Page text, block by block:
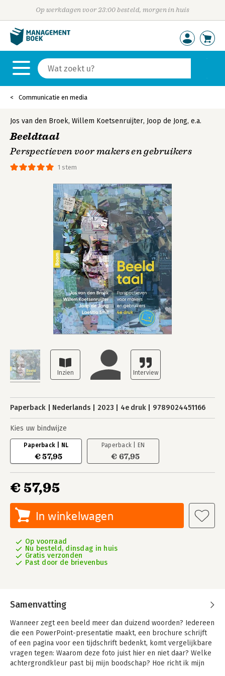
Op werkdagen voor 23:00 besteld, morgen in huis
Communicatie en media
1 stem
Jos van den Broek, Willem Koetsenruijter, Joop de Jong, e.a.
Beeldtaal
Perspectieven voor makers en gebruikers
Paperback Nederlands 2023 4e druk 9789024451166
Kies uw bindwijze
Paperback | NL
€ 57,95
Paperback | EN
€ 67,95
€ 57,95
In winkelwagen
Op voorraad
Nu besteld, dinsdag in huis
Gratis verzonden
Past door de brievenbus
Samenvatting
Wanneer zegt een beeld meer dan duizend woorden? Iedereen
die een PowerPoint-presentatie maakt, een brochure schrijft
of een pagina voor een tijdschrift bedenkt, komt vergelijkbare
vragen tegen: Waarom deze foto juist hier en niet daar? Welke
achtergrondkleur past bij mijn boodschap? Hoe richt ik mijn